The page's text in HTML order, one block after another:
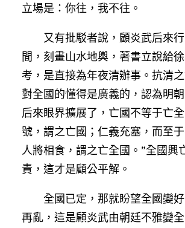
立場是：你往，我不往。
又有批駁者說，顧炎武后來
間，刻畫山水地輿，著書立說給
考，是直接為年夜清辦事。抗清
對全國的懂得是廣義的，認為明朝
后來眼界擴展了，亡國不等于亡
號，謂之亡國；仁義充塞，而至于
人將相食，謂之亡全國。”全國興
責，這才是顧公平解。
全國已定，那就盼望全國變
再亂，這是顧炎武由朝廷不雅變